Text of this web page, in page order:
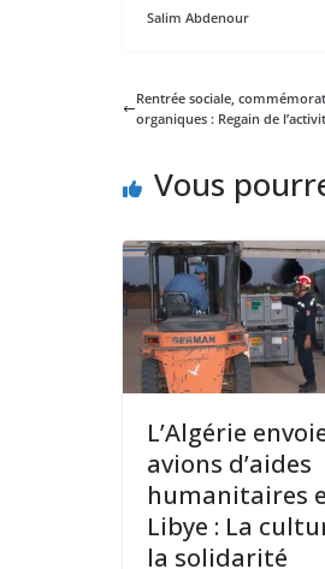
Salim Abdenour
Rentrée sociale,
organiques : Regain de
Vous
L’Algérie
avions d’aides
humanitaires
Libye : La
la solidarité